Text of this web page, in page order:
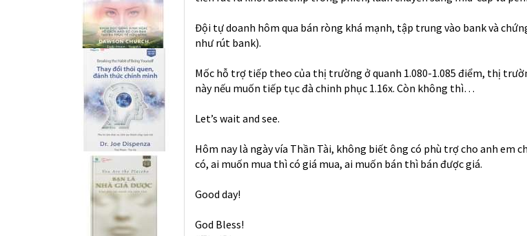
Đội tự doanh hôm qua bán ròng khá mạnh, tập trung vào bank và
như rút bank).
Mốc hỗ trợ tiếp theo của thị trường ở quanh 1.080-1.085 điểm, thị
này nếu muốn tiếp tục đà chinh phục 1.16x. Còn không thì…
Let’s wait and see.
Hôm nay là ngày vía Thần Tài, không biết ông có phù trợ cho anh em
có, ai muốn mua thì có giá mua, ai muốn bán thì bán được giá.
Good day!
God Bless!